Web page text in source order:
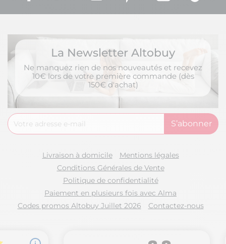
La Newsletter Altobuy
Ne manquez rien de nos nouveautés et recevez
10€ lors de votre première commande (dès
150€ d'achat)
Livraison à domicile
Mentions légales
Conditions Générales de Vente
Politique de confidentialité
Paiement en plusieurs fois avec Alma
Codes promos Altobuy Juillet 2026
Contactez-nous